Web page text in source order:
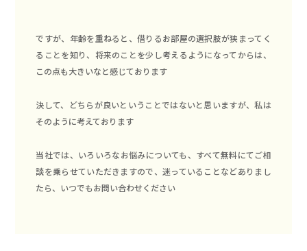
ですが、年齢を重ねると、借りるお部屋の選択肢が狭まってく
ることを知り、将来のことを少し考えるようになってからは、
この点も大きいなと感じております
決して、どちらが良いということではないと思いますが、私は
そのように考えております
当社では、いろいろなお悩みについても、すべて無料にてご相
談を乗らせていただきますので、迷っていることなどありまし
たら、いつでもお問い合わせください